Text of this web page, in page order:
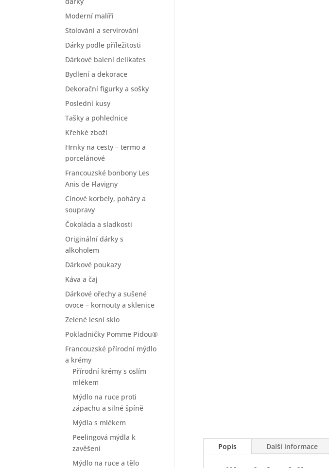
Moderní malíři
Stolování a servírování
Dárky podle příležitosti
Dárkové balení delikates
Bydlení a dekorace
Dekorační figurky a sošky
Poslední kusy
Tašky a pohlednice
Křehké zboží
Hrnky na cesty – termo a
porcelánové
Francouzské bonbony Les
Anis de Flavigny
Cínové korbely, poháry a
soupravy
Čokoláda a sladkosti
Originální dárky s
alkoholem
Dárkové poukazy
Káva a čaj
Dárkové ořechy a sušené
ovoce – kornouty a sklenice
Zelené lesní sklo
Pokladničky Pomme Pidou®
Francouzské přírodní mýdlo
a krémy
Přírodní krémy s oslím
mlékem
Mýdlo na ruce proti
zápachu a silné špíně
Mýdla s mlékem
Peelingová mýdla k
zavěšení
Mýdlo na ruce a tělo
Popis Další informace